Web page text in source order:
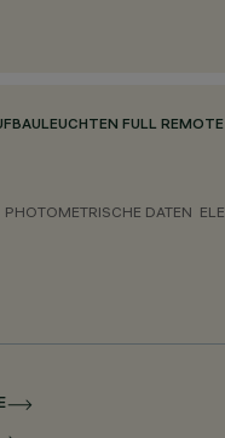
FULL REMOTE
PHOTOMETRISCHE DATEN